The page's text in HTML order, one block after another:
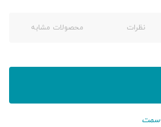
نظرات محصولات مشابه
سمت